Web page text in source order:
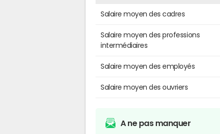
Salaire moyen des cadres
Salaire moyen des professions
intermédiaires
Salaire moyen des employés
Salaire moyen des ouvriers
A ne pas manquer